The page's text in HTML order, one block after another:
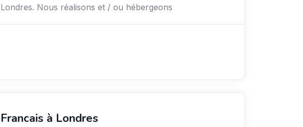
Londres. Nous réalisons et / ou hébergeons
Francais à Londres